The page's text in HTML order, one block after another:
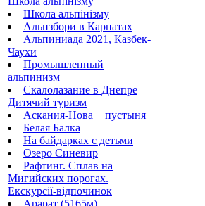
Школа альпінізму
Альпзбори в Карпатах
Альпиниада 2021, Казбек-
Чаухи
Промышленный
альпинизм
Скалолазание в Днепре
Дитячий туризм
Аскания-Нова + пустыня
Белая Балка
На байдарках с детьми
Озеро Синевир
Рафтинг. Сплав на
Мигийских порогах.
Екскурсії-відпочинок
Арарат (5165м)